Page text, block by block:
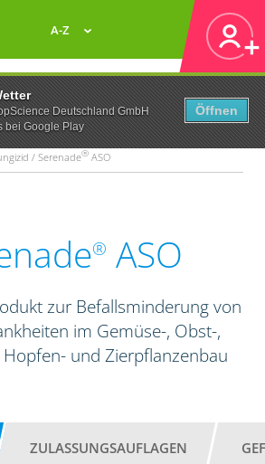
Deutschland GmbH
bei Google Play
Öffnen
A-Z
/ Serenade® ASO
® ASO
zur Befallsminderung von
im Gemüse-, Obst-,
Hopfen- und Zierpflanzenbau
ZULASSUNGSAUFLAGEN